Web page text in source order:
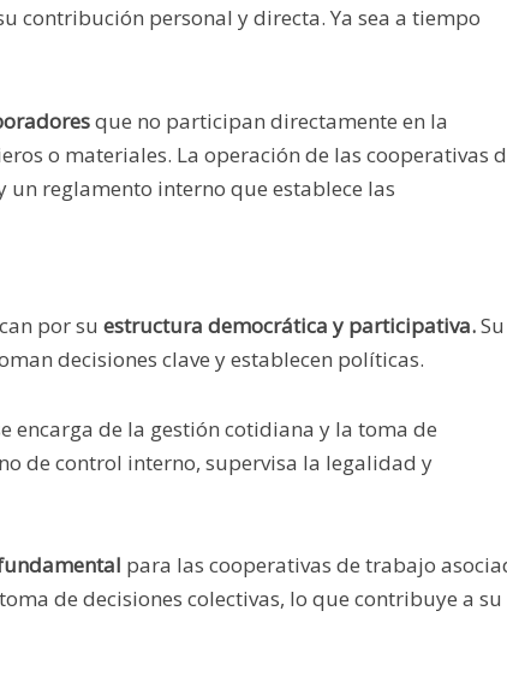
contribución personal y directa. Ya sea a tiempo
que no participan directamente en la
o materiales. La operación de las cooperativas
reglamento interno que establece las
por suestructura democrática y participativa.Su
decisiones clave y establecen políticas.
encarga de la gestión cotidiana y la toma de
de control interno, supervisa la legalidad y
para las cooperativas de trabajo
de decisiones colectivas, lo que contribuye a su